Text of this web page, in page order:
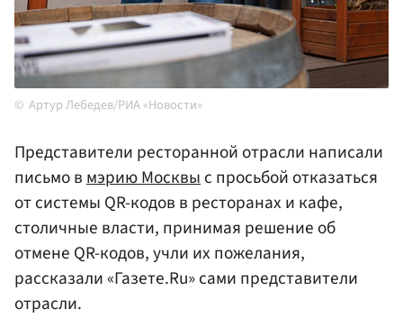
Артур Лебедев/РИА «Новости»
Представители ресторанной отрасли написали
письмо вмэрию Москвыс просьбой отказаться
от системы QR-кодов в ресторанах и кафе,
столичные власти, принимая решение об
отмене QR-кодов, учли их пожелания,
рассказали «Газете.Ru» сами представители
отрасли.